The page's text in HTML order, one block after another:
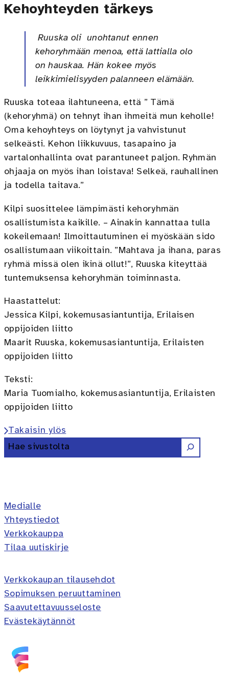
Kehoyhteyden tärkeys
Ruuska oli unohtanut ennen
kehoryhmään menoa, että lattialla olo
on hauskaa. Hän kokee myös
leikkimielisyyden palanneen elämään.
Ruuska toteaa ilahtuneena, että ” Tämä
(kehoryhmä) on tehnyt ihan ihmeitä mun keholle!
Oma kehoyhteys on löytynyt ja vahvistunut
selkeästi. Kehon liikkuvuus, tasapaino ja
vartalonhallinta ovat parantuneet paljon. Ryhmän
ohjaaja on myös ihan loistava! Selkeä, rauhallinen
ja todella taitava.”
Kilpi suosittelee lämpimästi kehoryhmän
osallistumista kaikille. – Ainakin kannattaa tulla
kokeilemaan! Ilmoittautuminen ei myöskään sido
osallistumaan viikoittain. ”Mahtava ja ihana, paras
ryhmä missä olen ikinä ollut!”, Ruuska kiteyttää
tuntemuksensa kehoryhmän toiminnasta.
Haastattelut:
Jessica Kilpi, kokemusasiantuntija, Erilaisen
oppijoiden liitto
Maarit Ruuska, kokemusasiantuntija, Erilaisten
oppijoiden liitto
Teksti:
Maria Tuomialho, kokemusasiantuntija, Erilaisten
oppijoiden liitto
Takaisin ylös
Medialle
Yhteystiedot
Verkkokauppa
Tilaa uutiskirje
Verkkokaupan tilausehdot
Sopimuksen peruuttaminen
Saavutettavuusseloste
Evästekäytännöt
Etsi